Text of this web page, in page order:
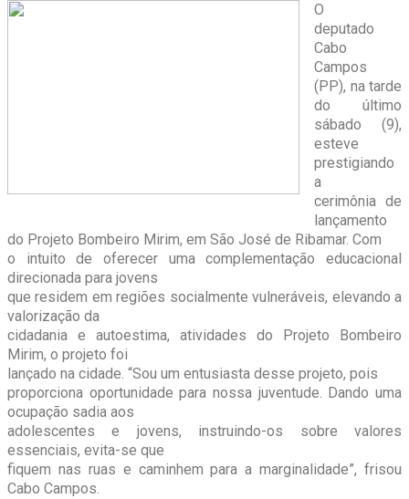
O
deputado
Cabo
Campos
(PP), na tarde
do último
sábado (9),
esteve
prestigiando
a
cerimônia de
lançamento
do Projeto Bombeiro Mirim, em São José de Ribamar. Com
o intuito de oferecer uma complementação educacional
direcionada para jovens
que residem em regiões socialmente vulneráveis, elevando a
valorização da
cidadania e autoestima, atividades do Projeto Bombeiro
Mirim, o projeto foi
lançado na cidade. “Sou um entusiasta desse projeto, pois
proporciona oportunidade para nossa juventude. Dando uma
ocupação sadia aos
adolescentes e jovens, instruindo-os sobre valores
essenciais, evita-se que
fiquem nas ruas e caminhem para a marginalidade”, frisou
Cabo Campos.